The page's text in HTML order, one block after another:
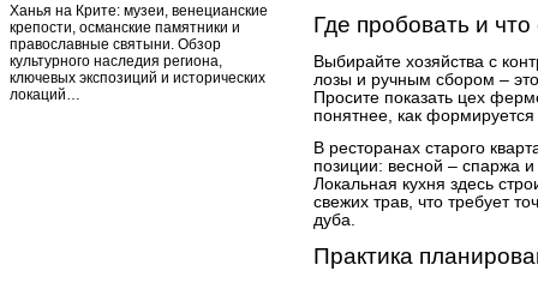
Ханья на Крите: музеи, венецианские
крепости, османские памятники и
православные святыни. Обзор
культурного наследия региона,
ключевых экспозиций и исторических
локаций…
Где пробовать и
Выбирайте хозяйства с
лозы и ручным сбором –
Просите показать цех
понятнее, как
В ресторанах старого
позиции: весной – спаржа
Локальная кухня здесь
свежих трав, что требует
дуба.
Практика